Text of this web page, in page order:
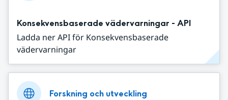
Konsekvensbaserade vädervarningar - API
Ladda ner API för Konsekvensbaserade
vädervarningar
Forskning och utveckling